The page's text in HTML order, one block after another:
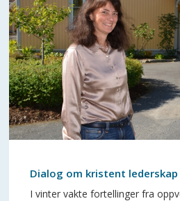
Dialog om kristent lederskap
I vinter vakte fortellinger fra